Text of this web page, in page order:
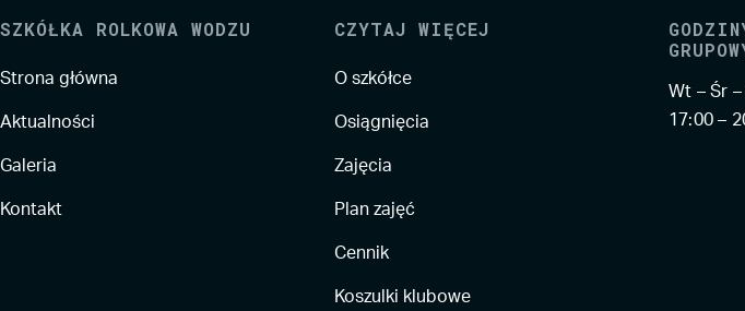
SZKÓŁKA ROLKOWA WODZU
Strona główna
Aktualności
Galeria
Kontakt
CZYTAJ WIĘCEJ
O szkółce
Osiągnięcia
Zajęcia
Plan zajęć
Cennik
Koszulki klubowe
Wt – Śr –
17:00 –